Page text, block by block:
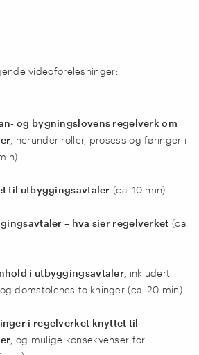
videoforelesninger:
og bygningslovens regelverk om
, herunder roller, prosess og føringer i
til utbyggingsavtaler (ca. 10 min)
– hva sier regelverket (ca.
i utbyggingsavtaler , inkludert
domstolenes tolkninger (ca. 20 min)
i regelverket knyttet til
, og mulige konsekvenser for